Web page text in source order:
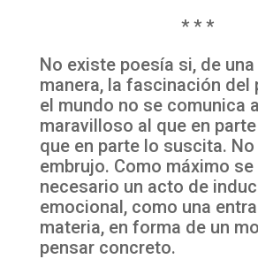
* * *
No existe poesía si, de
manera, la fascinación del
el mundo no se comunica
maravilloso al que en
que en parte lo suscita. No
embrujo. Como máximo se
necesario un acto de
emocional, como una
materia, en forma de un
pensar concreto.